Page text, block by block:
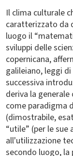
Il clima culturale
caratterizzato da
luogo il
sviluppi delle
copernicana,
galileiano, leggi
successiva
deriva la
come paradigma
(dimostrabile,
“utile” (per le sue
all'utilizzazione
secondo luogo,